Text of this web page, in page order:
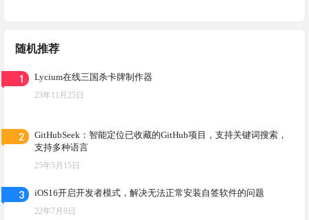
随机推荐
1 Lycium在线三国杀卡牌制作器
23年11月25日
2
GitHubSeek：智能定位已收藏的GitHub项目，支持关键词搜索，
支持多种语言
25年5月15日
3 iOS16开启开发者模式，解决无法正常安装自签软件的问题
22年7月9日